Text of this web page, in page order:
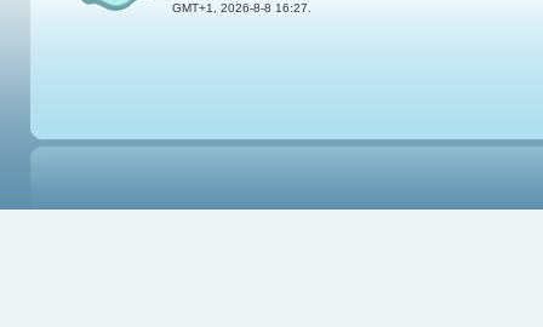
GMT+1, 2026-8-8 16:27.